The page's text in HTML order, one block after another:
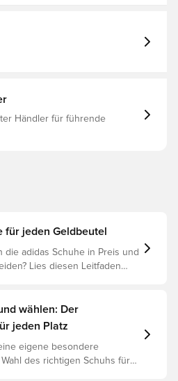
Händler für führende
für jeden Geldbeutel
die adidas Schuhe in Preis und
Lies diesen Leitfaden
wählen: Der
jeden Platz
eigene besondere
des richtigen Schuhs für